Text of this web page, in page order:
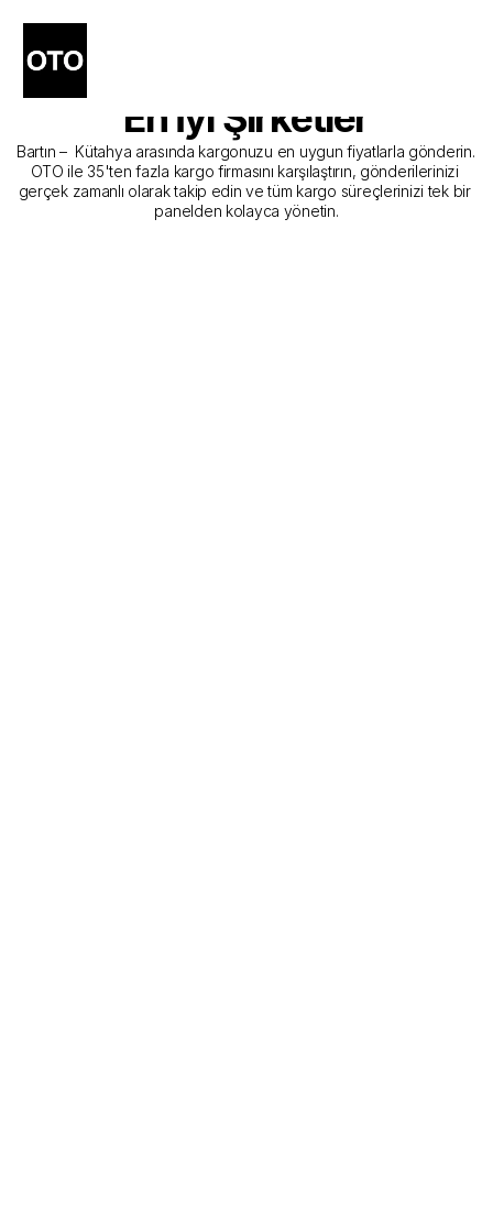
Bartın - Kütahya Kargo
Gönderim Hizmeti Sunan
En İyi Şirketler
Bartın –  Kütahya arasında kargonuzu en uygun fiyatlarla gönderin.
OTO ile 35'ten fazla kargo firmasını karşılaştırın, gönderilerinizi
gerçek zamanlı olarak takip edin ve tüm kargo süreçlerinizi tek bir
panelden kolayca yönetin.